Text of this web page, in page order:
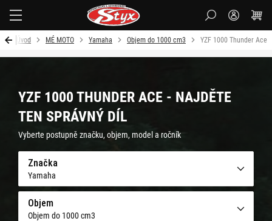
Úvod MÉ MOTO Yamaha Objem do 1000 cm3 YZF 1000 Thunder Ace
YZF 1000 THUNDER ACE - NAJDĚTE
TEN SPRÁVNÝ DÍL
Vyberte postupně značku, objem, model a ročník
Značka
Yamaha
Objem
Objem do 1000 cm3